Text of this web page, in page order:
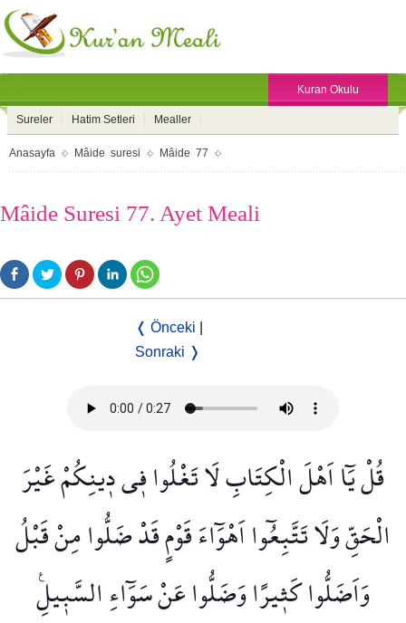
Kuran Okulu
Sureler Hatim Setleri Mealler
Anasayfa Mâide suresi Mâide 77
Mâide Suresi 77. Ayet Meali
❬ Önceki
Sonraki ❭
قُلْ يَٓا اَهْلَ الْكِتَابِ لَا تَغْلُوا ف۪ي د۪ينِكُمْ غَيْرَ
الْحَقِّ وَلَا تَتَّبِعُٓوا اَهْوَٓاءَ قَوْمٍ قَدْ ضَلُّوا مِنْ قَبْلُ
وَاَضَلُّوا كَث۪يرًا وَضَلُّوا عَنْ سَوَٓاءِ السَّب۪يلِ۟